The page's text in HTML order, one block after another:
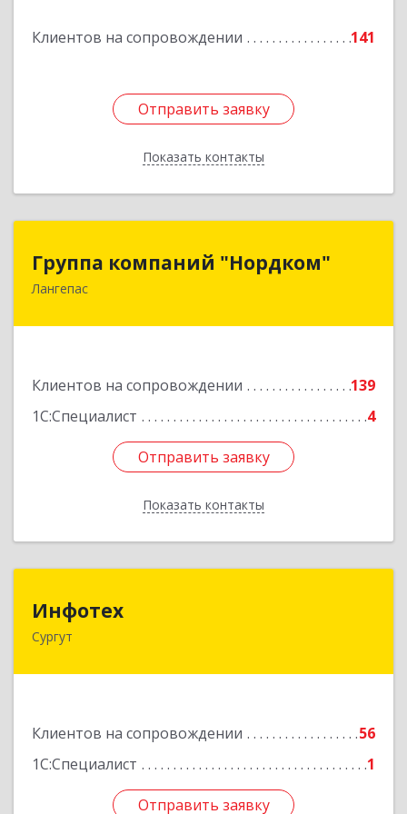
Клиентов на сопровождении 141
Отправить заявку
Показать контакты
Подробнее
Отправить заявку
Назад
Группа компаний "Нордком"
Лангепас
Клиентов на сопровождении
139
1С:Специалист
4
Отправить заявку
Показать контакты
Группа компаний "Нордком"
628672, Тюменская обл, Лангепас г., Солнечная
Отправить заявку
Назад
Инфотех
Сургут
Клиентов на сопровождении
56
1С:Специалист
1
Отправить заявку
628400, Ханты-Мансийский Автономный округ
Отправить заявку